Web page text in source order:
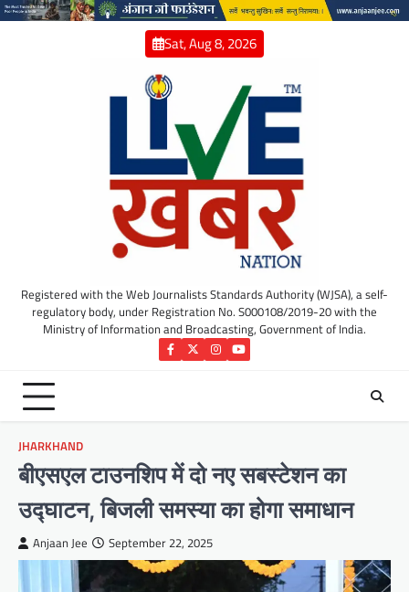
Skip
Sat, Aug 8, 2026
Registered with the Web Journalists Standards Authority (WJSA), a self-
regulatory body, under Registration No. S000108/2019-20 with the
Ministry of Information and Broadcasting, Government of India.
Facebook
TwitterInstagram
YouTube
JHARKHAND
बीएसएल टाउनशिप में दो नए सबस्टेशन का
उद्घाटन, बिजली समस्या का होगा समाधान
Anjaan Jee September 22, 2025